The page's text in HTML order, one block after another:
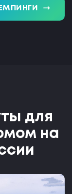
trending_flat
для
на